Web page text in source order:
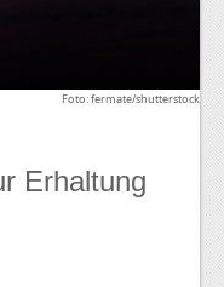
Foto: fermate/shutterstock
Erhaltung